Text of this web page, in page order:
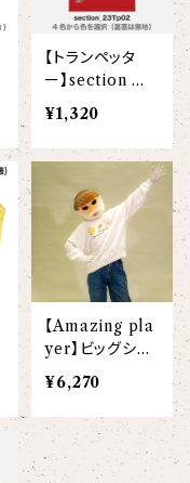
【トランペッタ
ー】section 半
袖Tシャツ片面
(ベビー)
¥1,320
【Amazing pla
yer】ビッグシル
エットトレーナー
¥6,270